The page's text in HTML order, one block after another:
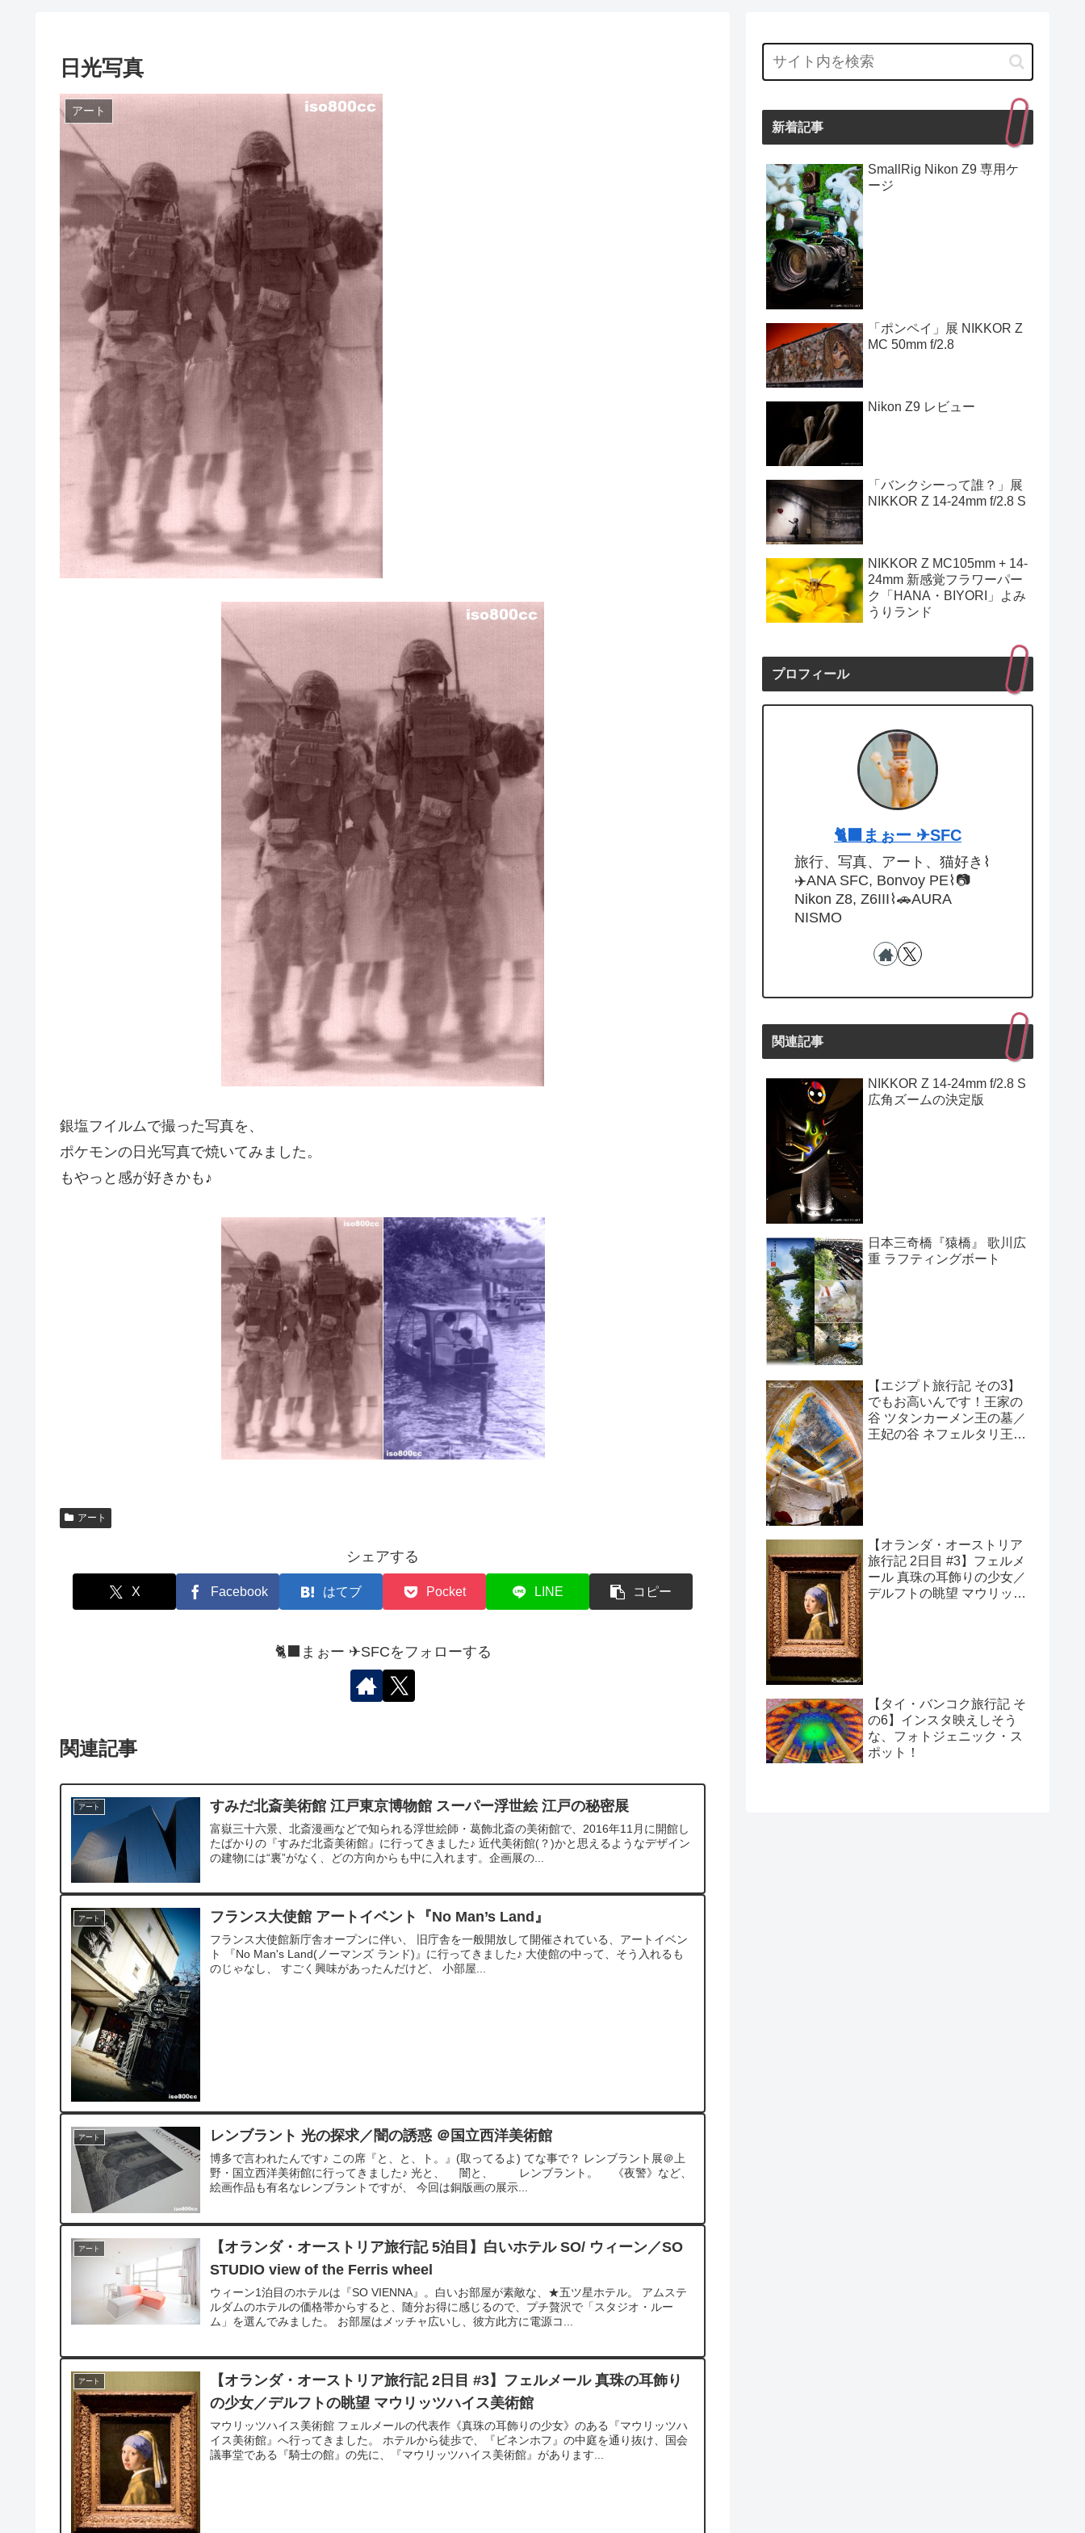
日光写真
アート
銀塩フイルムで撮った写真を、
ポケモンの日光写真で焼いてみました。
もやっと感が好きかも♪
アート
シェアする
X Facebook はてブ Pocket LINE コピー
🐈‍⬛まぉー ✈︎SFCをフォローする
関連記事
アート すみだ北斎美術館 江戸東京博物館 スーパー浮世絵 江戸の秘密展
富嶽三十六景、北斎漫画などで知られる浮世絵師・葛飾北斎の美術館で、2016年11月に開館し
たばかりの『すみだ北斎美術館』に行ってきました♪ 近代美術館(？)かと思えるようなデザイン
の建物には“裏”がなく、どの方向からも中に入れます。企画展の...
アート フランス大使館 アートイベント『No Man’s Land』
フランス大使館新庁舎オープンに伴い、 旧庁舎を一般開放して開催されている、アートイベン
ト 『No Man's Land(ノーマンズ ランド)』に行ってきました♪ 大使館の中って、そう入れるも
のじゃなし、 すごく興味があったんだけど、 小部屋...
アート レンブラント 光の探求／闇の誘惑 ＠国立西洋美術館
博多で言われたんです♪ この席『と、と、ト。』(取ってるよ) てな事で？ レンブラント展＠上
野・国立西洋美術館に行ってきました♪ 光と、 闇と、 レンブラント。 《夜警》など、
絵画作品も有名なレンブラントですが、 今回は銅版画の展示...
アート
【オランダ・オーストリア旅行記 5泊目】白いホテル SO/ ウィーン／SO
STUDIO view of the Ferris wheel
ウィーン1泊目のホテルは『SO VIENNA』。白いお部屋が素敵な、★五ツ星ホテル。 アムステ
ルダムのホテルの価格帯からすると、随分お得に感じるので、プチ贅沢で「スタジオ・ルー
ム」を選んでみました。 お部屋はメッチャ広いし、彼方此方に電源コ...
アート
【オランダ・オーストリア旅行記 2日目 #3】フェルメール 真珠の耳飾り
の少女／デルフトの眺望 マウリッツハイス美術館
マウリッツハイス美術館 フェルメールの代表作《真珠の耳飾りの少女》のある『マウリッツハ
イス美術館』へ行ってきました。 ホテルから徒歩で、『ビネンホフ』の中庭を通り抜け、国会
議事堂である『騎士の館』の先に、『マウリッツハイス美術館』があります...
新着記事
SmallRig Nikon Z9 専用ケ
ージ
「ポンペイ」展 NIKKOR Z
MC 50mm f/2.8
Nikon Z9 レビュー
「バンクシーって誰？」展
NIKKOR Z 14-24mm f/2.8 S
NIKKOR Z MC105mm + 14-
24mm 新感覚フラワーパー
ク「HANA・BIYORI」よみ
うりランド
プロフィール
🐈‍⬛まぉー ✈︎SFC
旅行、写真、アート、猫好き⌇
✈️ANA SFC, Bonvoy PE⌇📷
Nikon Z8, Z6III⌇🚗AURA
NISMO
関連記事
NIKKOR Z 14-24mm f/2.8 S
広角ズームの決定版
日本三奇橋『猿橋』 歌川広
重 ラフティングボート
【エジプト旅行記 その3】
でもお高いんです！王家の
谷 ツタンカーメン王の墓／
王妃の谷 ネフェルタリ王妃
【オランダ・オーストリア
旅行記 2日目 #3】フェルメ
ール 真珠の耳飾りの少女／
デルフトの眺望 マウリッツ
【タイ・バンコク旅行記 そ
の6】インスタ映えしそう
な、フォトジェニック・ス
ポット！